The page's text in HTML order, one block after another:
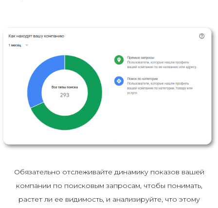
Обязательно отслеживайте динамику показов вашей
компании по поисковым запросам, чтобы понимать,
растет ли ее видимость, и анализируйте, что этому